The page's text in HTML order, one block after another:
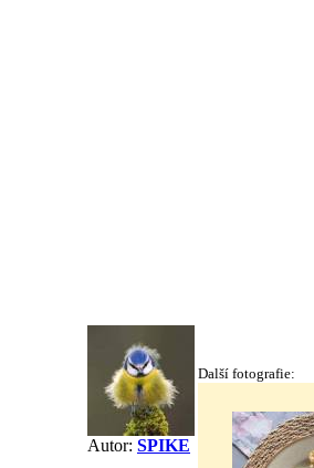
Autor: SPIKE
Další fotografie: